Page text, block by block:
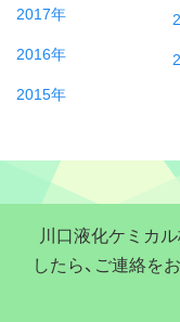
2017年
2016年
2015年
川口液化ケミカ
したら、ご連絡を